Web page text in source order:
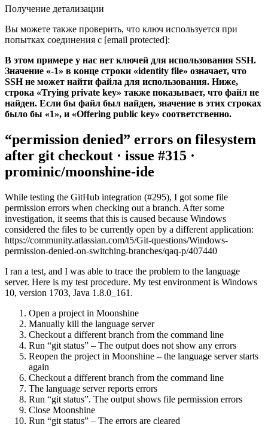
Получение детализации
Вы можете также проверить, что ключ используется при
попытках соединения с [email protected]:
В этом примере у нас нет ключей для использования SSH.
Значение «-1» в конце строки «identity file» означает, что
SSH не может найти файла для использования. Ниже,
строка «Trying private key» также показывает, что файл не
найден. Если бы файл был найден, значение в этих строках
было бы «1», и «Offering public key» соответственно.
“permission denied” errors on filesystem
after git checkout · issue #315 ·
prominic/moonshine-ide
While testing the GitHub integration (#295), I got some file
permission errors when checking out a branch. After some
investigation, it seems that this is caused because Windows
considered the files to be currently open by a different application:
https://community.atlassian.com/t5/Git-questions/Windows-
permission-denied-on-switching-branches/qaq-p/407440
I ran a test, and I was able to trace the problem to the language
server. Here is my test procedure. My test environment is Windows
10, version 1703, Java 1.8.0_161.
Open a project in Moonshine
Manually kill the language server
Checkout a different branch from the command line
Run “git status” – The output does not show any errors
Reopen the project in Moonshine – the language server starts
again
Checkout a different branch from the command line
The language server reports errors
Run “git status”. The output shows file permission errors
Close Moonshine
Run “git status” – The errors are cleared